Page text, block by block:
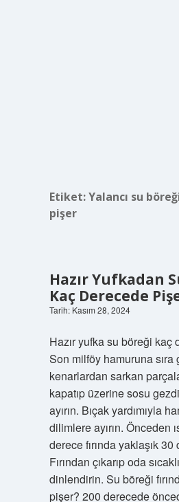
Etiket:Yalancı su
pişer
Hazır Yufkadan
Kaç Derecede
Tarih: Kasım 28, 2024
Hazır yufka su böreği kaç
Son milföy hamuruna sıra
kenarlardan sarkan
kapatıp üzerine sosu
ayırın. Bıçak yardımıyla
dilimlere ayırın. Önceden
derece fırında yaklaşık
Fırından çıkarıp oda
dinlendirin. Su böreği
pişer? 200 derecede